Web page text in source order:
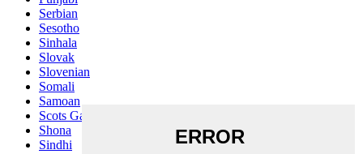
Serbian
Sesotho
Sinhala
Slovak
Slovenian
Somali
Samoan
Scots Gaelic
Shona
Sindhi